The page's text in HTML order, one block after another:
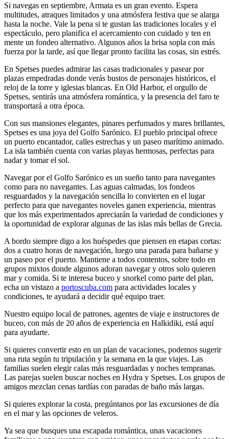
Si navegas en septiembre, Armata es un gran evento. Espera
multitudes, atraques limitados y una atmósfera festiva que se alarga
hasta la noche. Vale la pena si te gustan las tradiciones locales y el
espectáculo, pero planifica el acercamiento con cuidado y ten en
mente un fondeo alternativo. Algunos años la brisa sopla con más
fuerza por la tarde, así que llegar pronto facilita las cosas, sin estrés.
En Spetses puedes admirar las casas tradicionales y pasear por
plazas empedradas donde verás bustos de personajes históricos, el
reloj de la torre y iglesias blancas. En Old Harbor, el orgullo de
Spetses, sentirás una atmósfera romántica, y la presencia del faro te
transportará a otra época.
Con sus mansiones elegantes, pinares perfumados y mares brillantes,
Spetses es una joya del Golfo Sarónico. El pueblo principal ofrece
un puerto encantador, calles estrechas y un paseo marítimo animado.
La isla también cuenta con varias playas hermosas, perfectas para
nadar y tomar el sol.
Navegar por el Golfo Sarónico es un sueño tanto para navegantes
como para no navegantes. Las aguas calmadas, los fondeos
resguardados y la navegación sencilla lo convierten en el lugar
perfecto para que navegantes noveles ganen experiencia, mientras
que los más experimentados apreciarán la variedad de condiciones y
la oportunidad de explorar algunas de las islas más bellas de Grecia.
A bordo siempre digo a los huéspedes que piensen en etapas cortas:
dos a cuatro horas de navegación, luego una parada para bañarse y
un paseo por el puerto. Mantiene a todos contentos, sobre todo en
grupos mixtos donde algunos adoran navegar y otros solo quieren
mar y comida. Si te interesa buceo y snorkel como parte del plan,
echa un vistazo a portoscuba.com para actividades locales y
condiciones, te ayudará a decidir qué equipo traer.
Nuestro equipo local de patrones, agentes de viaje e instructores de
buceo, con más de 20 años de experiencia en Halkidiki, está aquí
para ayudarte.
Si quieres convertir esto en un plan de vacaciones, podemos sugerir
una ruta según tu tripulación y la semana en la que viajes. Las
familias suelen elegir calas más resguardadas y noches tempranas.
Las parejas suelen buscar noches en Hydra y Spetses. Los grupos de
amigos mezclan cenas tardías con paradas de baño más largas.
Si quieres explorar la costa, pregúntanos por las excursiones de día
en el mar y las opciones de veleros.
Ya sea que busques una escapada romántica, unas vacaciones